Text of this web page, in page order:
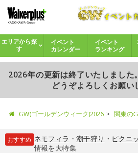
エリアから探
す
イベント
カレンダー
イベント
ランキング
2026年の更新は終了いたしました
どうぞよろしくお願い
GW(ゴールデンウィーク)2026 関東の
おすすめ ネモフィラ ・ 潮干狩り ・ ピクニ
情報を大特集